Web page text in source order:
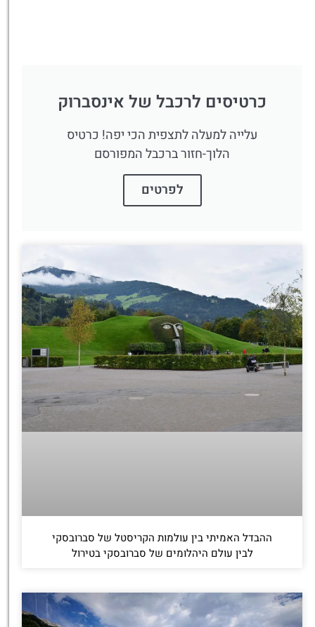
כרטיסים לרכבל של אינסברוק
עלייה למעלה לתצפית הכי יפה! כרטיס
הלוך-חזור ברכבל המפורסם
לפרטים
ההבדל האמיתי בין עולמות הקריסטל של סברובסקי
לבין עולם היהלומים של סברובסקי בטירול